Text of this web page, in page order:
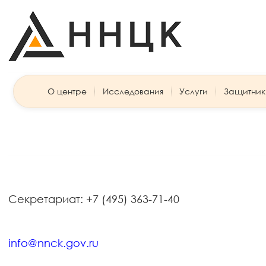
О центре Исследования Услуги Защитник
Секретариат: +7 (495) 363-71-40
info@nnck.gov.ru